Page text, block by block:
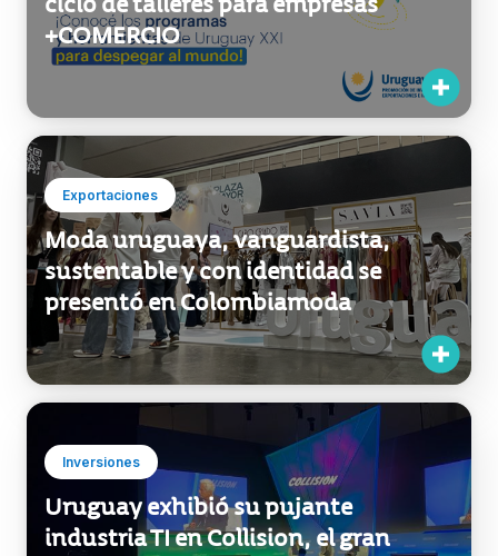
Exportaciones
Moda uruguaya, vanguardista,
sustentable y con identidad se
presentó en Colombiamoda
Inversiones
Uruguay exhibió su pujante
industria TI en Collision, el gran
encuentro internacional del sector